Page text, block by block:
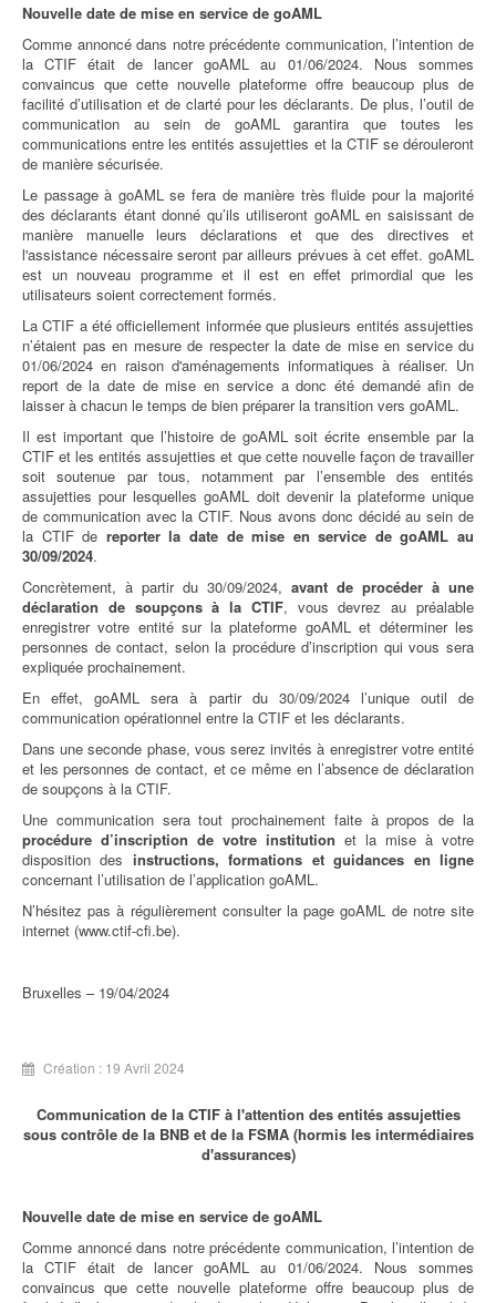
Nouvelle date de mise en service de goAML
Comme annoncé dans notre précédente communication, l’intention de
la CTIF était de lancer goAML au 01/06/2024. Nous sommes
convaincus que cette nouvelle plateforme offre beaucoup plus de
facilité d’utilisation et de clarté pour les déclarants. De plus, l’outil de
communication au sein de goAML garantira que toutes les
communications entre les entités assujetties et la CTIF se dérouleront
de manière sécurisée.
Le passage à goAML se fera de manière très fluide pour la majorité
des déclarants étant donné qu’ils utiliseront goAML en saisissant de
manière manuelle leurs déclarations et que des directives et
l'assistance nécessaire seront par ailleurs prévues à cet effet. goAML
est un nouveau programme et il est en effet primordial que les
utilisateurs soient correctement formés.
La CTIF a été officiellement informée que plusieurs entités assujetties
n’étaient pas en mesure de respecter la date de mise en service du
01/06/2024 en raison d'aménagements informatiques à réaliser. Un
report de la date de mise en service a donc été demandé afin de
laisser à chacun le temps de bien préparer la transition vers goAML.
Il est important que l’histoire de goAML soit écrite ensemble par la
CTIF et les entités assujetties et que cette nouvelle façon de travailler
soit soutenue par tous, notamment par l’ensemble des entités
assujetties pour lesquelles goAML doit devenir la plateforme unique
de communication avec la CTIF. Nous avons donc décidé au sein de
la CTIF de reporter la date de mise en service de goAML au
30/09/2024.
Concrètement, à partir du 30/09/2024, avant de procéder à une
déclaration de soupçons à la CTIF, vous devrez au préalable
enregistrer votre entité sur la plateforme goAML et déterminer les
personnes de contact, selon la procédure d’inscription qui vous sera
expliquée prochainement.
En effet, goAML sera à partir du 30/09/2024 l’unique outil de
communication opérationnel entre la CTIF et les déclarants.
Dans une seconde phase, vous serez invités à enregistrer votre entité
et les personnes de contact, et ce même en l’absence de déclaration
de soupçons à la CTIF.
Une communication sera tout prochainement faite à propos de la
procédure d’inscription de votre institution et la mise à votre
disposition des instructions, formations et guidances en ligne
concernant l’utilisation de l’application goAML.
N’hésitez pas à régulièrement consulter la page goAML de notre site
internet (www.ctif-cfi.be).
Bruxelles – 19/04/2024
Création : 19 Avril 2024
Communication de la CTIF à l'attention des entités assujetties
sous contrôle de la BNB et de la FSMA (hormis les intermédiaires
d'assurances)
Nouvelle date de mise en service de goAML
Comme annoncé dans notre précédente communication, l’intention de
la CTIF était de lancer goAML au 01/06/2024. Nous sommes
convaincus que cette nouvelle plateforme offre beaucoup plus de